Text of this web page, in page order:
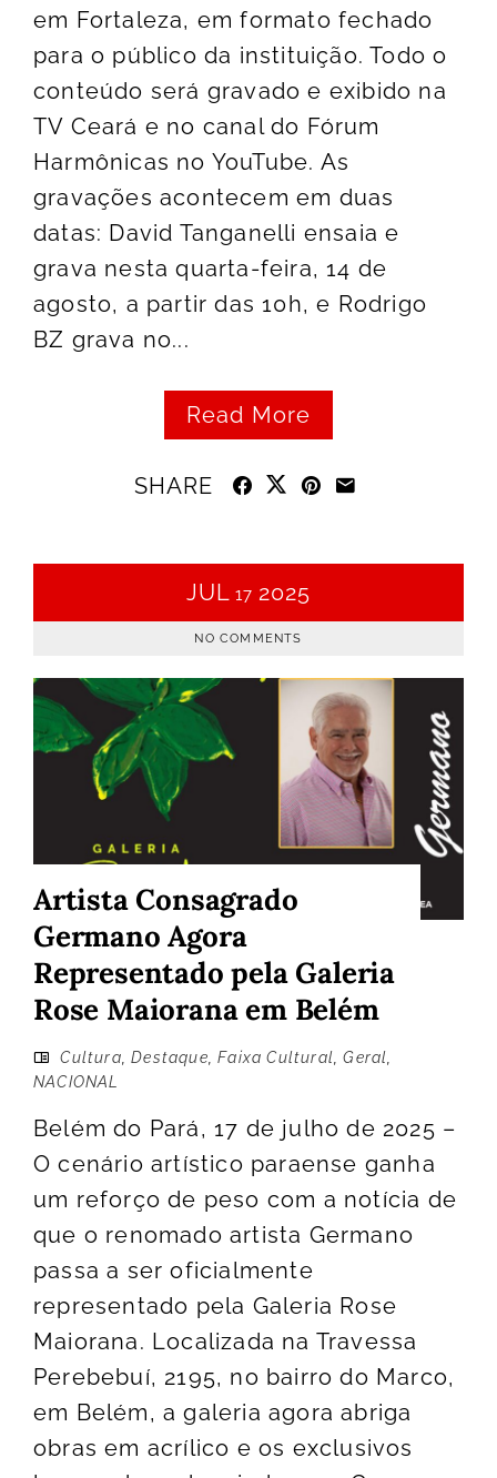
em Fortaleza, em formato fechado
para o público da instituição. Todo o
conteúdo será gravado e exibido na
TV Ceará e no canal do Fórum
Harmônicas no YouTube. As
gravações acontecem em duas
datas: David Tanganelli ensaia e
grava nesta quarta-feira, 14 de
agosto, a partir das 10h, e Rodrigo
BZ grava no...
Read More
SHARE
JUL 17 2025
NO COMMENTS
Artista Consagrado
Germano Agora
Representado pela Galeria
Rose Maiorana em Belém
Cultura,Destaque,Faixa Cultural,Geral,
NACIONAL
Belém do Pará, 17 de julho de 2025 –
O cenário artístico paraense ganha
um reforço de peso com a notícia de
que o renomado artista Germano
passa a ser oficialmente
representado pela Galeria Rose
Maiorana. Localizada na Travessa
Perebebuí, 2195, no bairro do Marco,
em Belém, a galeria agora abriga
obras em acrílico e os exclusivos